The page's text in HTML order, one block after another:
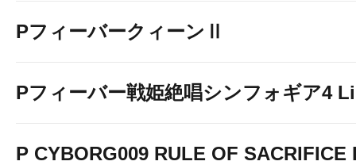
PフィーバークィーンⅡ
Pフィーバー戦姫絶唱シンフォギア4
P CYBORG009 RULE OF SACRIFICE